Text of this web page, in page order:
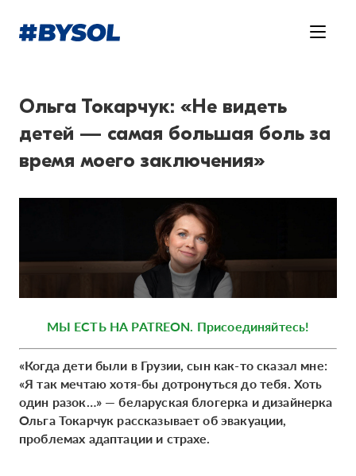
Ольга Токарчук: «Не видеть
детей — самая большая боль за
время моего заключения»
МЫ ЕСТЬ НА PATREON. Присоединяйтесь!
«Когда дети были в Грузии, сын как-то сказал мне:
«Я так мечтаю хотя-бы дотронуться до тебя. Хоть
один разок…» — беларуская блогерка и дизайнерка
Ольга Токарчук рассказывает об эвакуации,
проблемах адаптации и страхе.